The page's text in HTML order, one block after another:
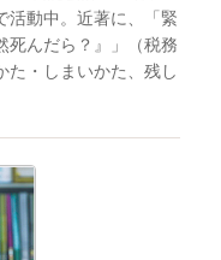
活動中。近著に、「緊
死んだら？』」（税務
た・しまいかた、残し